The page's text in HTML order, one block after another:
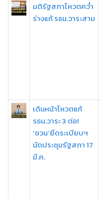
มติรัฐสภาโหวตคว่ำ
ร่างแก้ รธน.วาระสาม
เดินหน้าโหวตแก้
รธน.วาระ 3 ต่อ!
‘ชวน’ยึดระเบียบฯ
นัดประชุมรัฐสภา 17
มี.ค.